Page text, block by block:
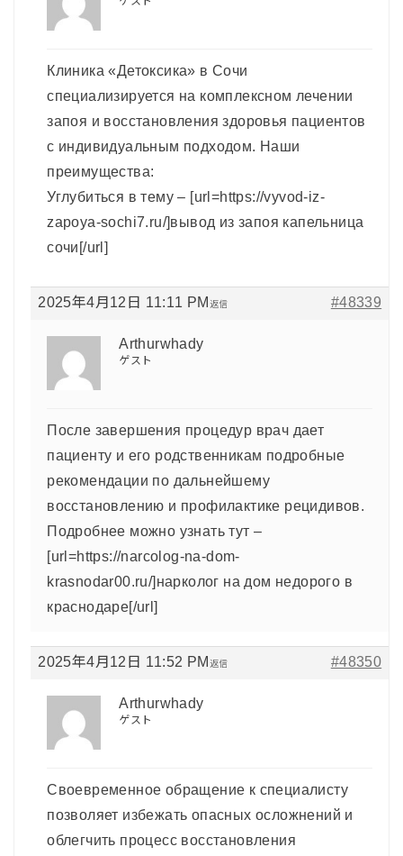
Клиника «Детоксика» в Сочи
специализируется на комплексном лечении
запоя и восстановления здоровья пациентов
с индивидуальным подходом. Наши
преимущества:
Углубиться в тему – [url=https://vyvod-iz-
zapoya-sochi7.ru/]вывод из запоя капельница
сочи[/url]
2025年4月12日 11:11 PM #48339
返信
Arthurwhady
ゲスト
После завершения процедур врач дает
пациенту и его родственникам подробные
рекомендации по дальнейшему
восстановлению и профилактике рецидивов.
Подробнее можно узнать тут –
[url=https://narcolog-na-dom-
krasnodar00.ru/]нарколог на дом недорого в
краснодаре[/url]
2025年4月12日 11:52 PM #48350
返信
Arthurwhady
ゲスト
Своевременное обращение к специалисту
позволяет избежать опасных осложнений и
облегчить процесс восстановления